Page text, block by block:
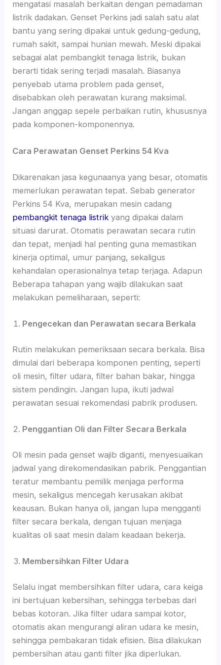
mengatasi masalah berkaitan dengan pemadaman
listrik dadakan. Genset Perkins jadi salah satu alat
bantu yang sering dipakai untuk gedung-gedung,
rumah sakit, sampai hunian mewah. Meski dipakai
sebagai alat pembangkit tenaga listrik, bukan
berarti tidak sering terjadi masalah. Biasanya
penyebab utama problem pada genset,
disebabkan oleh perawatan kurang maksimal.
Jangan anggap sepele perbaikan rutin, khususnya
pada komponen-komponennya.
Cara Perawatan Genset Perkins 54 Kva
Dikarenakan jasa kegunaanya yang besar, otomatis
memerlukan perawatan tepat. Sebab generator
Perkins 54 Kva, merupakan mesin cadang
pembangkit tenaga listrikyang dipakai dalam
situasi darurat. Otomatis perawatan secara rutin
dan tepat, menjadi hal penting guna memastikan
kinerja optimal, umur panjang, sekaligus
kehandalan operasionalnya tetap terjaga. Adapun
Beberapa tahapan yang wajib dilakukan saat
melakukan pemeliharaan, seperti:
Pengecekan dan Perawatan secara Berkala
Rutin melakukan pemeriksaan secara berkala. Bisa
dimulai dari beberapa komponen penting, seperti
oli mesin, filter udara, filter bahan bakar, hingga
sistem pendingin. Jangan lupa, ikuti jadwal
perawatan sesuai rekomendasi pabrik produsen.
Penggantian Oli dan Filter Secara Berkala
Oli mesin pada genset wajib diganti, menyesuaikan
jadwal yang direkomendasikan pabrik. Penggantian
teratur membantu pemilik menjaga performa
mesin, sekaligus mencegah kerusakan akibat
keausan. Bukan hanya oli, jangan lupa mengganti
filter secara berkala, dengan tujuan menjaga
kualitas oli saat mesin dalam keadaan bekerja.
Membersihkan Filter Udara
Selalu ingat membersihkan filter udara, cara keiga
ini bertujuan kebersihan, sehingga terbebas dari
bebas kotoran. Jika filter udara sampai kotor,
otomatis akan mengurangi aliran udara ke mesin,
sehingga pembakaran tidak efisien. Bisa dilakukan
pembersihan atau ganti filter jika diperlukan.